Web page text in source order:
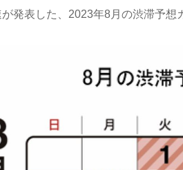
発表した、2023年8月の渋滞予想